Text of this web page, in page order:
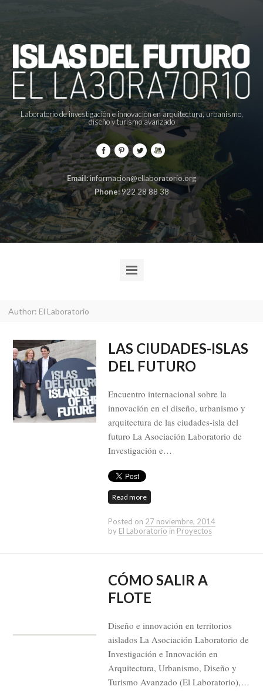
Laboratorio de investigación e innovación en arquitectura, urbanismo,
diseño y turismo avanzado
Email:informacion@ellaboratorio.org
Phone:922 28 88 38
Author: El Laboratorio
LAS CIUDADES-ISLAS
DEL FUTURO
Encuentro internacional sobre la
innovación en el diseño, urbanismo y
arquitectura de las ciudades-isla del
futuro La Asociación Laboratorio de
Investigación e…
Read more
Posted on 27 noviembre, 2014
by El Laboratorio in Proyectos
CÓMO SALIR A
FLOTE
Diseño e innovación en territorios
aislados La Asociación Laboratorio de
Investigación e Innovación en
Arquitectura, Urbanismo, Diseño y
Turismo Avanzado (El Laboratorio),…